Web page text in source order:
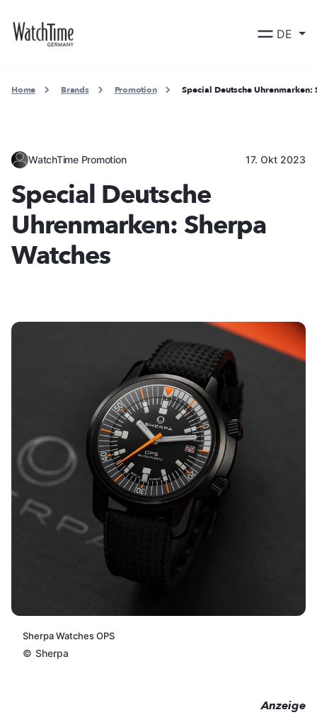
DE
Home Brands Promotion Special Deutsche Uhrenmarken:
WatchTime Promotion 17. Okt 2023
Special Deutsche
Uhrenmarken: Sherpa
Watches
Sherpa Watches OPS
© Sherpa
Anzeige